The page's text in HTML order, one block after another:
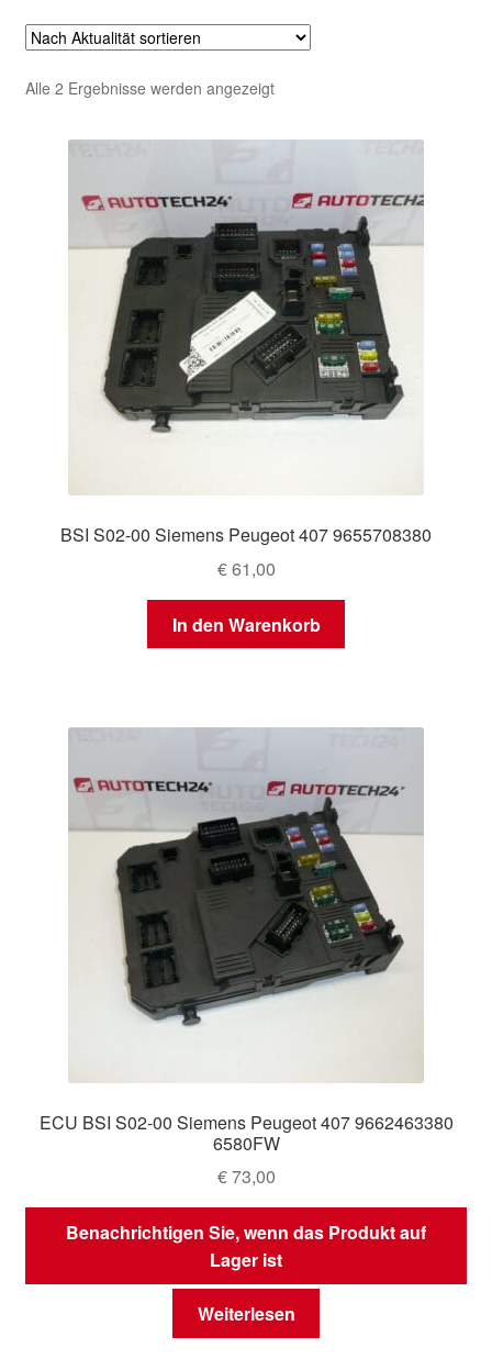
Alle 2 Ergebnisse werden angezeigtNach
sortiert
BSI S02-00 Siemens Peugeot 407 9655708380
€61,00
In den Warenkorb
ECU BSI S02-00 Siemens Peugeot 407 9662463380
6580FW
€73,00
Benachrichtigen Sie, wenn das Produkt auf
Lager ist
Weiterlesen